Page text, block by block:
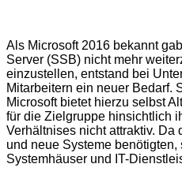
Als Microsoft 2016 bekannt
Server (SSB) nicht mehr
einzustellen, entstand bei
Mitarbeitern ein neuer Bedarf.
Microsoft bietet hierzu selbst
für die Zielgruppe hinsichtlich
Verhältnises nicht attraktiv. Da
und neue Systeme
Systemhäuser und IT-